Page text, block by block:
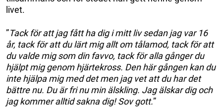
livet.
”Tack för att jag fått ha dig i mitt liv sedan jag var 16
år, tack för att du lärt mig allt om tålamod, tack för att
du valde mig som din favvo, tack för alla gånger du
hjälpt mig genom hjärtekross. Den här gången kan du
inte hjälpa mig med det men jag vet att du har det
bättre nu. Du är fri nu min älskling. Jag älskar dig och
jag kommer alltid sakna dig! Sov gott.”